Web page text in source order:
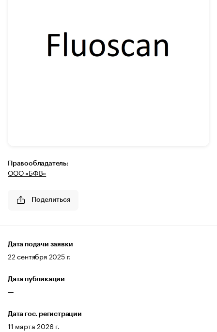
Правообладатель:
ООО «БФВ»
Поделиться
Дата подачи заявки
22 сентября 2025 г.
Дата публикации
—
Дата гос. регистрации
11 марта 2026 г.